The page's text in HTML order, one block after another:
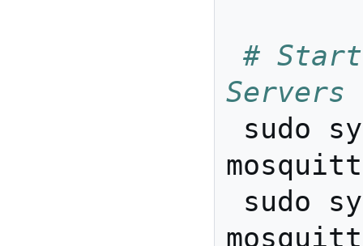
#
Servers